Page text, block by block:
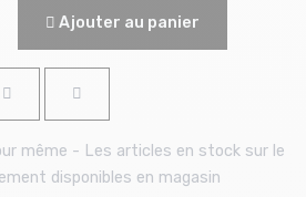
Ajouter au panier
même - Les articles en stock sur le
disponibles en magasin